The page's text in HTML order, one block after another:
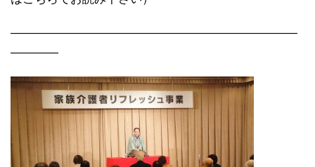
————————————————————————
————